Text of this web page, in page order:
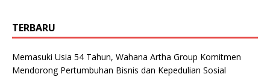
TERBARU
Memasuki Usia 54 Tahun, Wahana Artha Group Komitmen
Mendorong Pertumbuhan Bisnis dan Kepedulian Sosial